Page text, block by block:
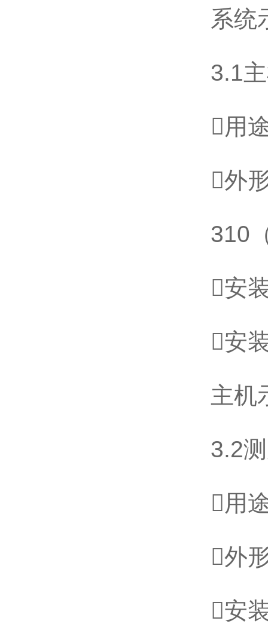
系统
3.1
用
外
310
安
安
主机
3.2
用
外
安